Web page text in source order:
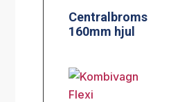
Centralbroms
160mm hjul